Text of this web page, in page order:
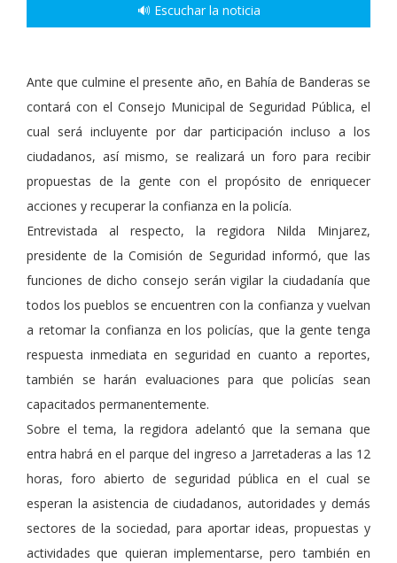
🔊 Escuchar la noticia
Ante que culmine el presente año, en Bahía de Banderas se
contará con el Consejo Municipal de Seguridad Pública, el
cual será incluyente por dar participación incluso a los
ciudadanos, así mismo, se realizará un foro para recibir
propuestas de la gente con el propósito de enriquecer
acciones y recuperar la confianza en la policía.
Entrevistada al respecto, la regidora Nilda Minjarez,
presidente de la Comisión de Seguridad informó, que las
funciones de dicho consejo serán vigilar la ciudadanía que
todos los pueblos se encuentren con la confianza y vuelvan
a retomar la confianza en los policías, que la gente tenga
respuesta inmediata en seguridad en cuanto a reportes,
también se harán evaluaciones para que policías sean
capacitados permanentemente.
Sobre el tema, la regidora adelantó que la semana que
entra habrá en el parque del ingreso a Jarretaderas a las 12
horas, foro abierto de seguridad pública en el cual se
esperan la asistencia de ciudadanos, autoridades y demás
sectores de la sociedad, para aportar ideas, propuestas y
actividades que quieran implementarse, pero también en